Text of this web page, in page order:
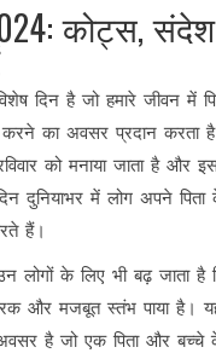
कोट्स,
दिन है जो हमारे जीवन में
करने का अवसर प्रदान करता
को मनाया जाता है और
दुनियाभर में लोग अपने पिता
हैं।
लोगों के लिए भी बढ़ जाता है
और मजबूत स्तंभ पाया है।
है जो एक पिता और बच्चे